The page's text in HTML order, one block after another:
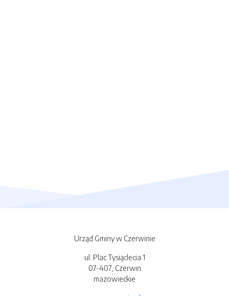
Urząd Gminy w Czerwinie
ul. Plac Tysiąclecia 1
07-407, Czerwin
mazowieckie